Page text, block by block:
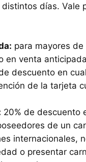
distintos días. Vale
para mayores
en venta
descuento en
de la tarjeta
20% de descuento
de un
internacionales,
o presentar